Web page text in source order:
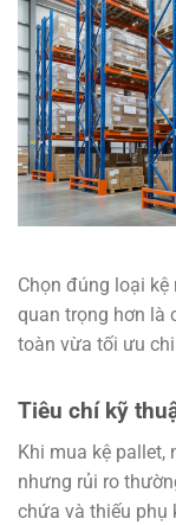
Chọn đúng loại
quan trọng hơn là
toàn vừa tối ưu
Tiêu chí kỹ
Khi mua kệ pallet,
nhưng rủi ro
chứa và thiếu phụ